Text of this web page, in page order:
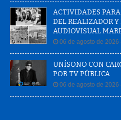
ACTIVIDADES
DEL REALIZADOR
AUDIOVISUAL
06 de agosto de 2026
UNÍSONO CON
POR TV PÚBLICA
06 de agosto de 2026